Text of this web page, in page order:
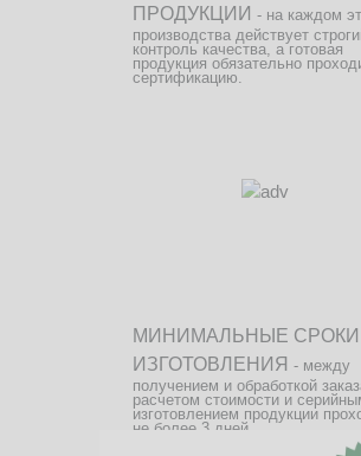
ПРОДУКЦИИ - на каждом
производства действует
контроль качества, а готовая
продукция обязательно
сертификацию.
МИНИМАЛЬНЫЕ СРОКИ
ИЗГОТОВЛЕНИЯ - между
получением и обработкой
расчетом стоимости и
изготовлением продукции
не более 3 дней.